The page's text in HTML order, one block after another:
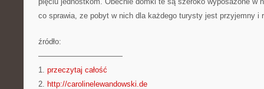
co sprawia, ze pobyt w nich dla każdego turysty jest przyjemny i
źródło:
———————————
1. przeczytaj całość
2. http://carolinelewandowski.de